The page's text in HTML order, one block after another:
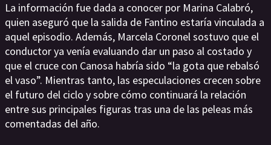
La información fue dada a conocer por Marina Calabró,
quien aseguró que la salida de Fantino estaría vinculada a
aquel episodio. Además, Marcela Coronel sostuvo que el
conductor ya venía evaluando dar un paso al costado y
que el cruce con Canosa habría sido “la gota que rebalsó
el vaso”. Mientras tanto, las especulaciones crecen sobre
el futuro del ciclo y sobre cómo continuará la relación
entre sus principales figuras tras una de las peleas más
comentadas del año.